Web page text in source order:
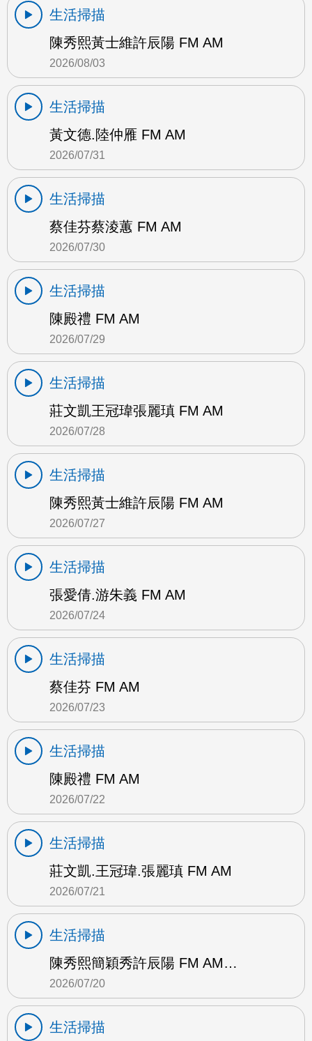
生活掃描
陳秀熙黃士維許辰陽 FM AM
2026/08/03
生活掃描
黃文德.陸仲雁 FM AM
2026/07/31
生活掃描
蔡佳芬蔡淩蕙 FM AM
2026/07/30
生活掃描
陳殿禮 FM AM
2026/07/29
生活掃描
莊文凱王冠瑋張麗瑱 FM AM
2026/07/28
生活掃描
陳秀熙黃士維許辰陽 FM AM
2026/07/27
生活掃描
張愛倩.游朱義 FM AM
2026/07/24
生活掃描
蔡佳芬 FM AM
2026/07/23
生活掃描
陳殿禮 FM AM
2026/07/22
生活掃描
莊文凱.王冠瑋.張麗瑱 FM AM
2026/07/21
生活掃描
陳秀熙簡穎秀許辰陽 FM AM…
2026/07/20
生活掃描